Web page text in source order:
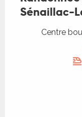
Sénaillac-
Centre